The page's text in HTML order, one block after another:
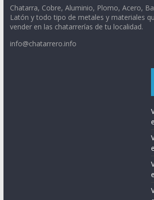
Chatarra, Cobre, Aluminio, Plomo, Acero,
Latón y todo tipo de metales y materiales
vender en las chatarrerías de tu localidad.
info@chatarrero.info